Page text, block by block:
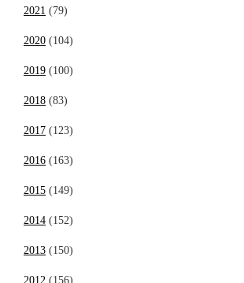
2021 (79)
2020 (104)
2019 (100)
2018 (83)
2017 (123)
2016 (163)
2015 (149)
2014 (152)
2013 (150)
2012 (156)